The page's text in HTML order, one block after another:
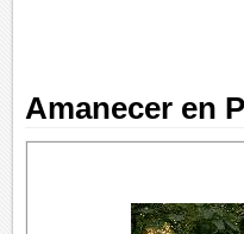
Amanecer en